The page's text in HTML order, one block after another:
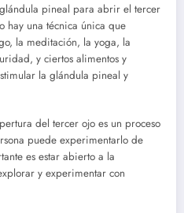
pineal para abrir el tercer
hay una técnica única que
la meditación, la yoga, la
y ciertos alimentos y
la glándula pineal y
del tercer ojo es un proceso
puede experimentarlo de
es estar abierto a la
y experimentar con